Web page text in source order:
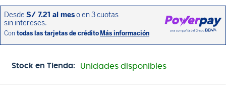
Stock en Tienda: Unidades disponibles